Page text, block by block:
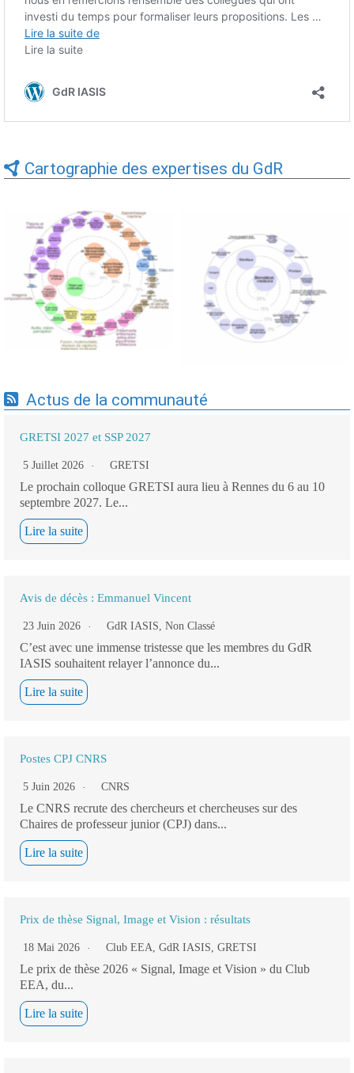
Cartographie des expertises du GdR
Expertises du GdR -
cartographie par Axes -
19/09/2025
Expertises du GdR -
cartographie par mots-clés
applicatifs - 19/09/2025
Actus de la communauté
GRETSI 2027 et SSP 2027
5 Juillet 2026 GRETSI
Le prochain colloque GRETSI aura lieu à Rennes du 6 au 10
septembre 2027. Le...
Lire la suite
Avis de décès : Emmanuel Vincent
23 Juin 2026 GdR IASIS, Non Classé
C’est avec une immense tristesse que les membres du GdR
IASIS souhaitent relayer l’annonce du...
Lire la suite
Postes CPJ CNRS
5 Juin 2026 CNRS
Le CNRS recrute des chercheurs et chercheuses sur des
Chaires de professeur junior (CPJ) dans...
Lire la suite
Prix de thèse Signal, Image et Vision : résultats
18 Mai 2026 Club EEA, GdR IASIS, GRETSI
Le prix de thèse 2026 « Signal, Image et Vision » du Club
EEA, du...
Lire la suite